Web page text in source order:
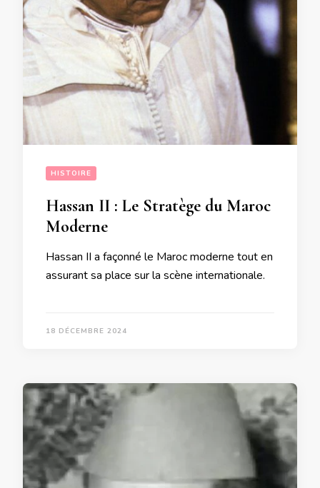
HISTOIRE
Hassan II : Le Stratège du Maroc
Moderne
Hassan II a façonné le Maroc moderne tout en
assurant sa place sur la scène internationale.
18 DÉCEMBRE 2024